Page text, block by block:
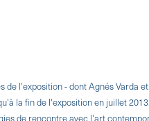
de l'exposition - dont Agnés Varda
la fin de l'exposition en juillet
de rencontre avec l'art